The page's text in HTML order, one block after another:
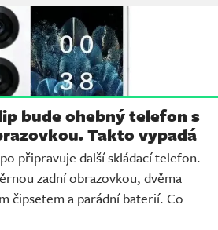
bude ohebný telefon s
Takto vypadá
připravuje další skládací telefon.
zadní obrazovkou, dvěma
čipsetem a parádní baterií. Co